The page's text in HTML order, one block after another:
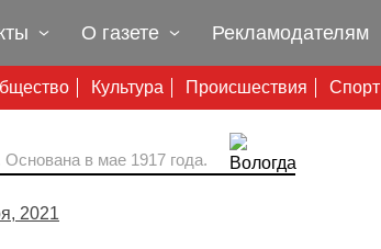
Культура Происшествия Спорт
О газете Рекламодателям
Основана в мае 1917 года.
2021